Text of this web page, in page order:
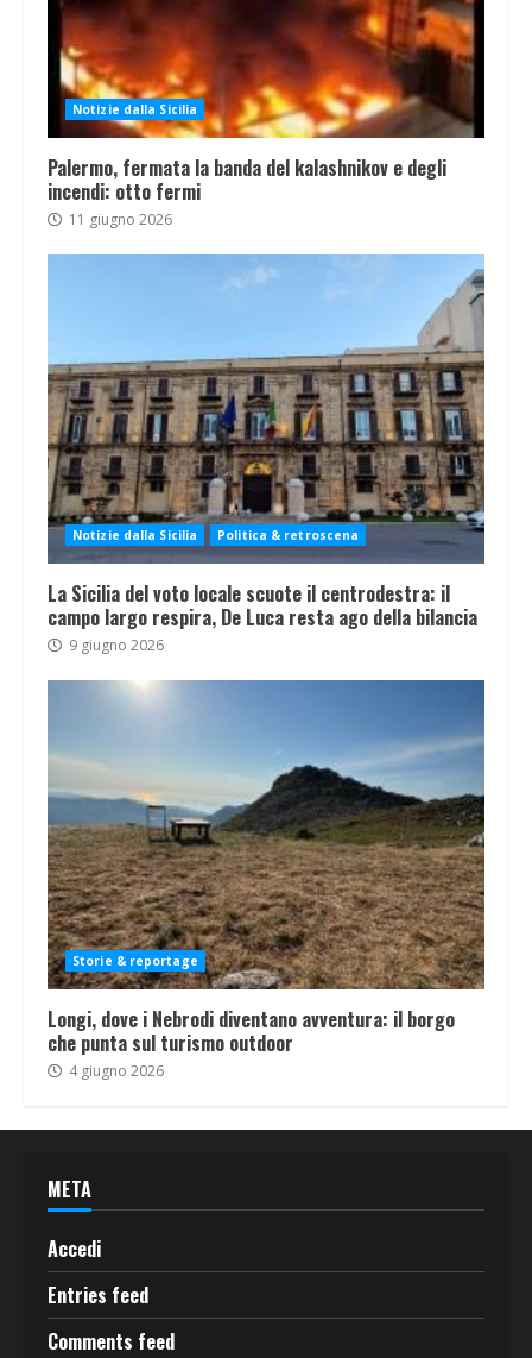
Notizie dalla Sicilia
Palermo, fermata la banda del kalashnikov e degli
incendi: otto fermi
11 giugno 2026
Notizie dalla Sicilia Politica & retroscena
La Sicilia del voto locale scuote il centrodestra: il
campo largo respira, De Luca resta ago della bilancia
9 giugno 2026
Storie & reportage
Longi, dove i Nebrodi diventano avventura: il borgo
che punta sul turismo outdoor
4 giugno 2026
META
Accedi
Entries feed
Comments feed